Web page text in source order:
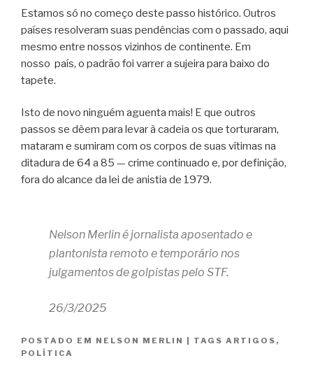
Estamos só no começo deste passo histórico. Outros
países resolveram suas pendências com o passado, aqui
mesmo entre nossos vizinhos de continente. Em
nosso país, o padrão foi varrer a sujeira para baixo do
tapete.
Isto de novo ninguém aguenta mais! E que outros
passos se dêem para levar à cadeia os que torturaram,
mataram e sumiram com os corpos de suas vítimas na
ditadura de 64 a 85 — crime continuado e, por definição,
fora do alcance da lei de anistia de 1979.
Nelson Merlin é jornalista aposentado e
plantonista remoto e temporário nos
julgamentos de golpistas pelo STF.
26/3/2025
POSTADO EM NELSON MERLIN | TAGS ARTIGOS ,
POLÍTICA